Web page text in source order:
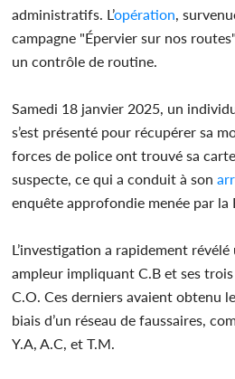
administratifs. L’opération ,
campagne "Épervier sur nos
un contrôle de routine.
Samedi 18 janvier 2025, un
s’est présenté pour récupérer sa
forces de police ont trouvé sa
suspecte, ce qui a conduit à son
enquête approfondie menée par la
L’investigation a rapidement
ampleur impliquant C.B et ses
C.O. Ces derniers avaient obtenu
biais d’un réseau de faussaires,
Y.A, A.C, et T.M.